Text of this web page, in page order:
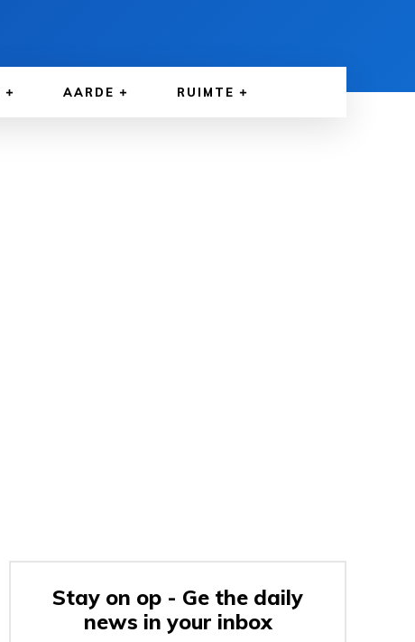
AARDE RUIMTE
Stay on op - Ge the daily
news in your inbox